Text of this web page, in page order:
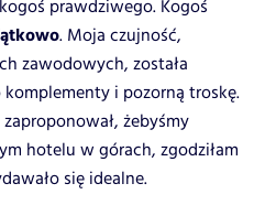
prawdziwego. Kogoś
. Moja czujność,
zawodowych, została
i pozorną troskę.
żebyśmy
hotelu w górach, zgodziłam
się idealne.